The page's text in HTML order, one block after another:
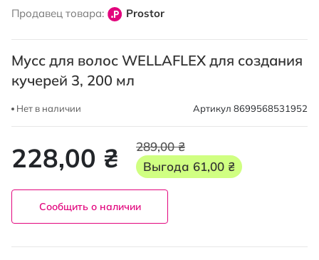
Продавец товара: Prostor
Мусс для волос WELLAFLEX для создания
кучерей 3, 200 мл
Нет в наличии Артикул 8699568531952
228,00 ₴
289,00 ₴
Выгода 61,00 ₴
Сообщить о наличии